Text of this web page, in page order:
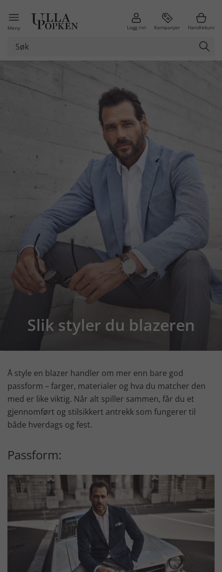
Meny Logg inn Kampanjer Handlekurv
Slik styler du blazeren
Å style en blazer handler om mer enn bare god
passform – farger, materialer og hva du matcher den
med er like viktig. Når alt spiller sammen, får du et
gjennomført og stilsikkert antrekk som fungerer til
både hverdags og fest.
Passform: